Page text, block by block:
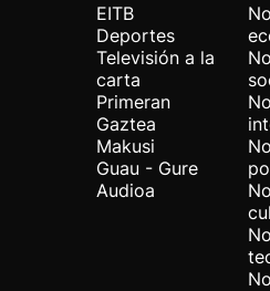
EITB
Deportes
Televisión a la
carta
Primeran
Gaztea
Makusi
Guau - Gure
Audioa